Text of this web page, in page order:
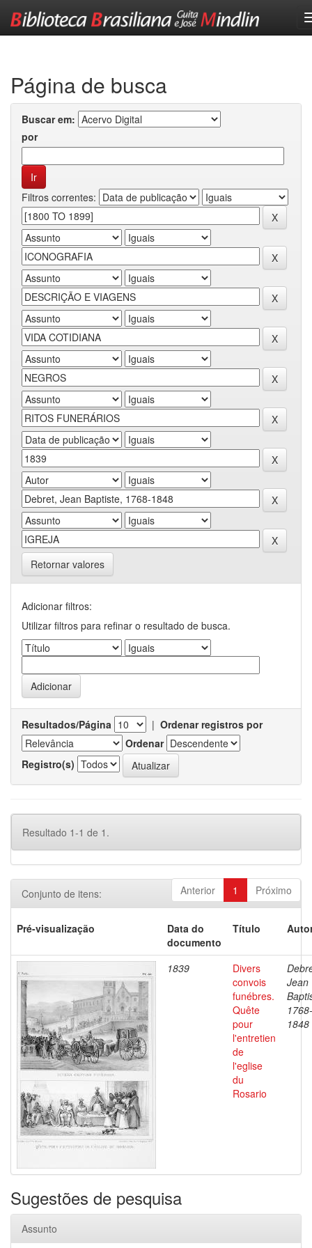
Página de busca
Buscar em:
por
Filtros correntes:
Retornar valores
Adicionar filtros:
Utilizar filtros para refinar o resultado de busca.
Resultados/Página | Ordenar registros por
Ordenar
Registro(s)
Resultado 1-1 de 1.
Anterior 1 Próximo
Conjunto de itens:
Pré-visualização
Data do
documento
Título
1839
Divers
convois
funébres.
Quête
pour
l'entretien
de
l'eglise
du
Rosario
Jean
1768-
1848
Sugestões de pesquisa
Assunto